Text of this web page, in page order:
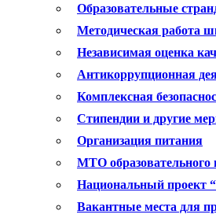
Образовательные
Методическая работа
Независимая оценка
Антикоррупционная
Комплексная
Стипендии и другие
Организация питания
МТО образовательного
Национальный проект
Вакантные места для